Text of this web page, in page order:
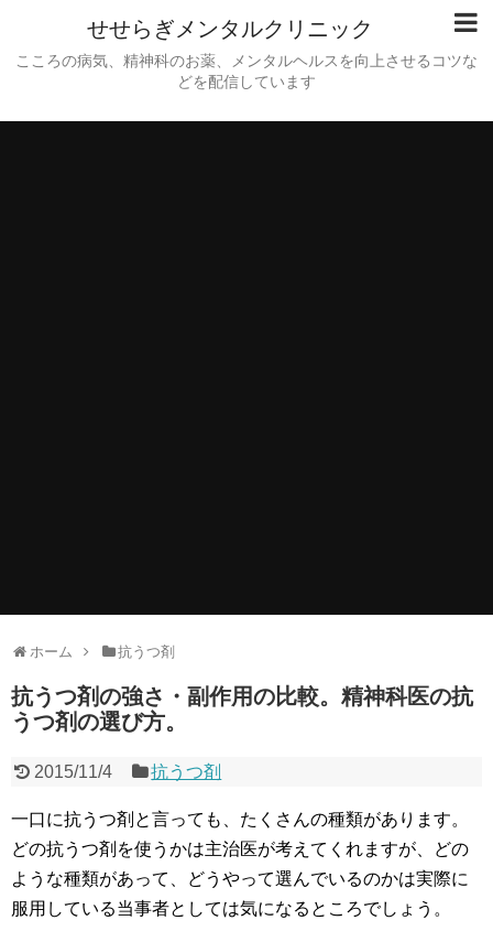
せせらぎメンタルクリニック
こころの病気、精神科のお薬、メンタルヘルスを向上させるコツな
どを配信しています
ホーム 抗うつ剤
抗うつ剤の強さ・副作用の比較。精神科医の抗
うつ剤の選び方。
2015/11/4 抗うつ剤
一口に抗うつ剤と言っても、たくさんの種類があります。
どの抗うつ剤を使うかは主治医が考えてくれますが、どの
ような種類があって、どうやって選んでいるのかは実際に
服用している当事者としては気になるところでしょう。